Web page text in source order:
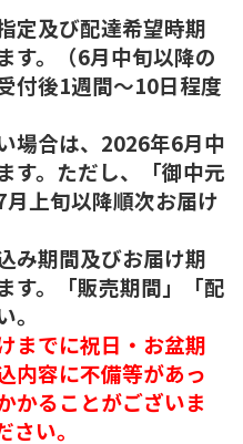
定及び配達希望時期
す。（6月中旬以降の
付後1週間～10日程度
場合は、2026年6月中
す。ただし、「御中元
上旬以降順次お届け
み期間及びお届け期
す。「販売期間」「配
までに祝日・お盆期
内容に不備等があっ
かることがございま
い。